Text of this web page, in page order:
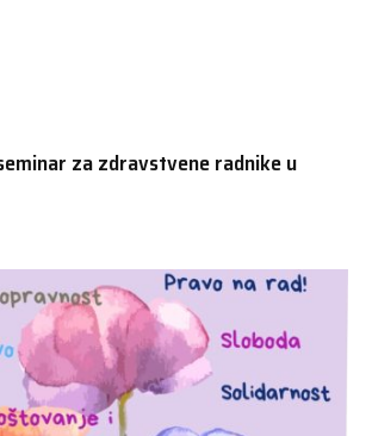
za zdravstvene radnike u